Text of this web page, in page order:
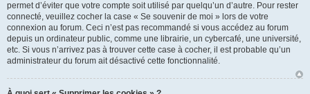
permet d’éviter que votre compte soit utilisé par quelqu’un d’autre. Pour rester
connecté, veuillez cocher la case « Se souvenir de moi » lors de votre
connexion au forum. Ceci n’est pas recommandé si vous accédez au forum
depuis un ordinateur public, comme une librairie, un cybercafé, une université,
etc. Si vous n’arrivez pas à trouver cette case à cocher, il est probable qu’un
administrateur du forum ait désactivé cette fonctionnalité.